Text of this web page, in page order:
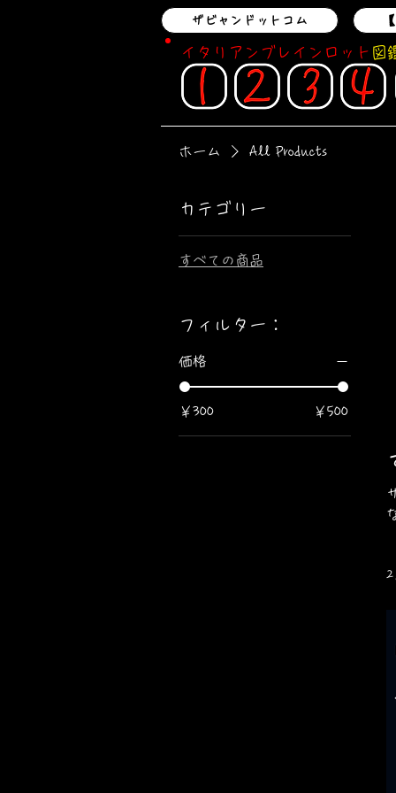
イタリアンブレインロット 図
ザビャンドットコム
ホーム All Products
カテゴリー
すべての商品
フィルター：
価格
￥300 ￥500
2